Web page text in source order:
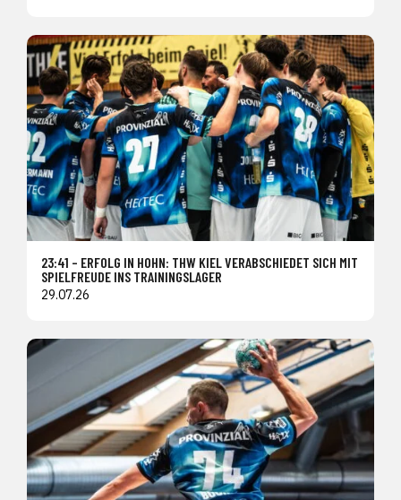
23:41 – ERFOLG IN HOHN: THW KIEL VERABSCHIEDET SICH MIT
SPIELFREUDE INS TRAININGSLAGER
29.07.26